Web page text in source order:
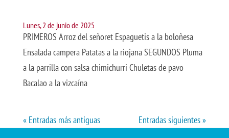
Lunes, 2 de junio de 2025
PRIMEROS Arroz del señoret Espaguetis a la boloñesa
Ensalada campera Patatas a la riojana SEGUNDOS Pluma
a la parrilla con salsa chimichurri Chuletas de pavo
Bacalao a la vizcaína
« Entradas más antiguas Entradas siguientes »